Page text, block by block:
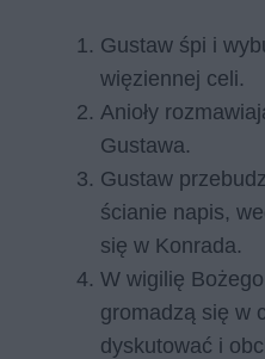
Gustaw śpi i
więziennej celi.
Anioły
Gustawa.
Gustaw
ścianie napis,
się w Konrada.
W wigilię
gromadzą się w
dyskutować i